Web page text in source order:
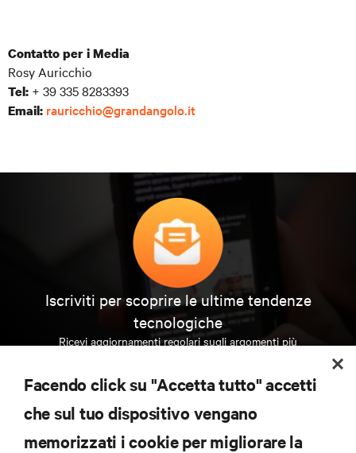
Contatto per i Media
Rosy Auricchio
Tel: + 39 335 8283393
Email: rauricchio@grandangolo.it
Iscriviti per scoprire le ultime tendenze
tecnologiche
Ricevi aggiornamenti regolari sugli argomenti più
data center e infrastrutture.
ISCRIVITI SUBITO
Facendo click su "Accetta tutto" accetti
che sul tuo dispositivo vengano
memorizzati i cookie per migliorare la